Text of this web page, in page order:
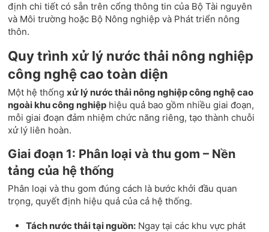
định chi tiết có sẵn trên cổng thông tin của Bộ Tài nguyên
và Môi trường hoặc Bộ Nông nghiệp và Phát triển nông
thôn.
Quy trình xử lý nước thải nông nghiệp
công nghệ cao toàn diện
Một hệ thốngxử lý nước thải nông nghiệp công nghệ cao
ngoài khu công nghiệp hiệu quả bao gồm nhiều giai đoạn,
mỗi giai đoạn đảm nhiệm chức năng riêng, tạo thành chuỗi
xử lý liên hoàn.
Giai đoạn 1: Phân loại và thu gom – Nền
tảng của hệ thống
Phân loại và thu gom đúng cách là bước khởi đầu quan
trọng, quyết định hiệu quả của cả hệ thống.
Tách nước thải tại nguồn: Ngay tại các khu vực phát